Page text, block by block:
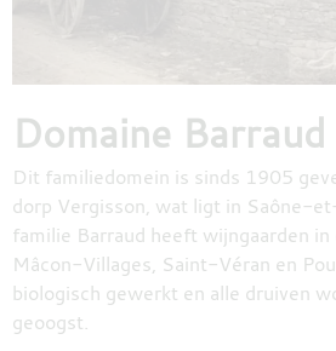
DESTILLATEN
PROEFDOZEN
Domaine Barraud
Dit familiedomein is sinds 1905
dorp Vergisson, wat ligt in Saône-
familie Barraud heeft wijngaarden in
Mâcon-Villages, Saint-Véran en
biologisch gewerkt en alle druiven
geoogst.